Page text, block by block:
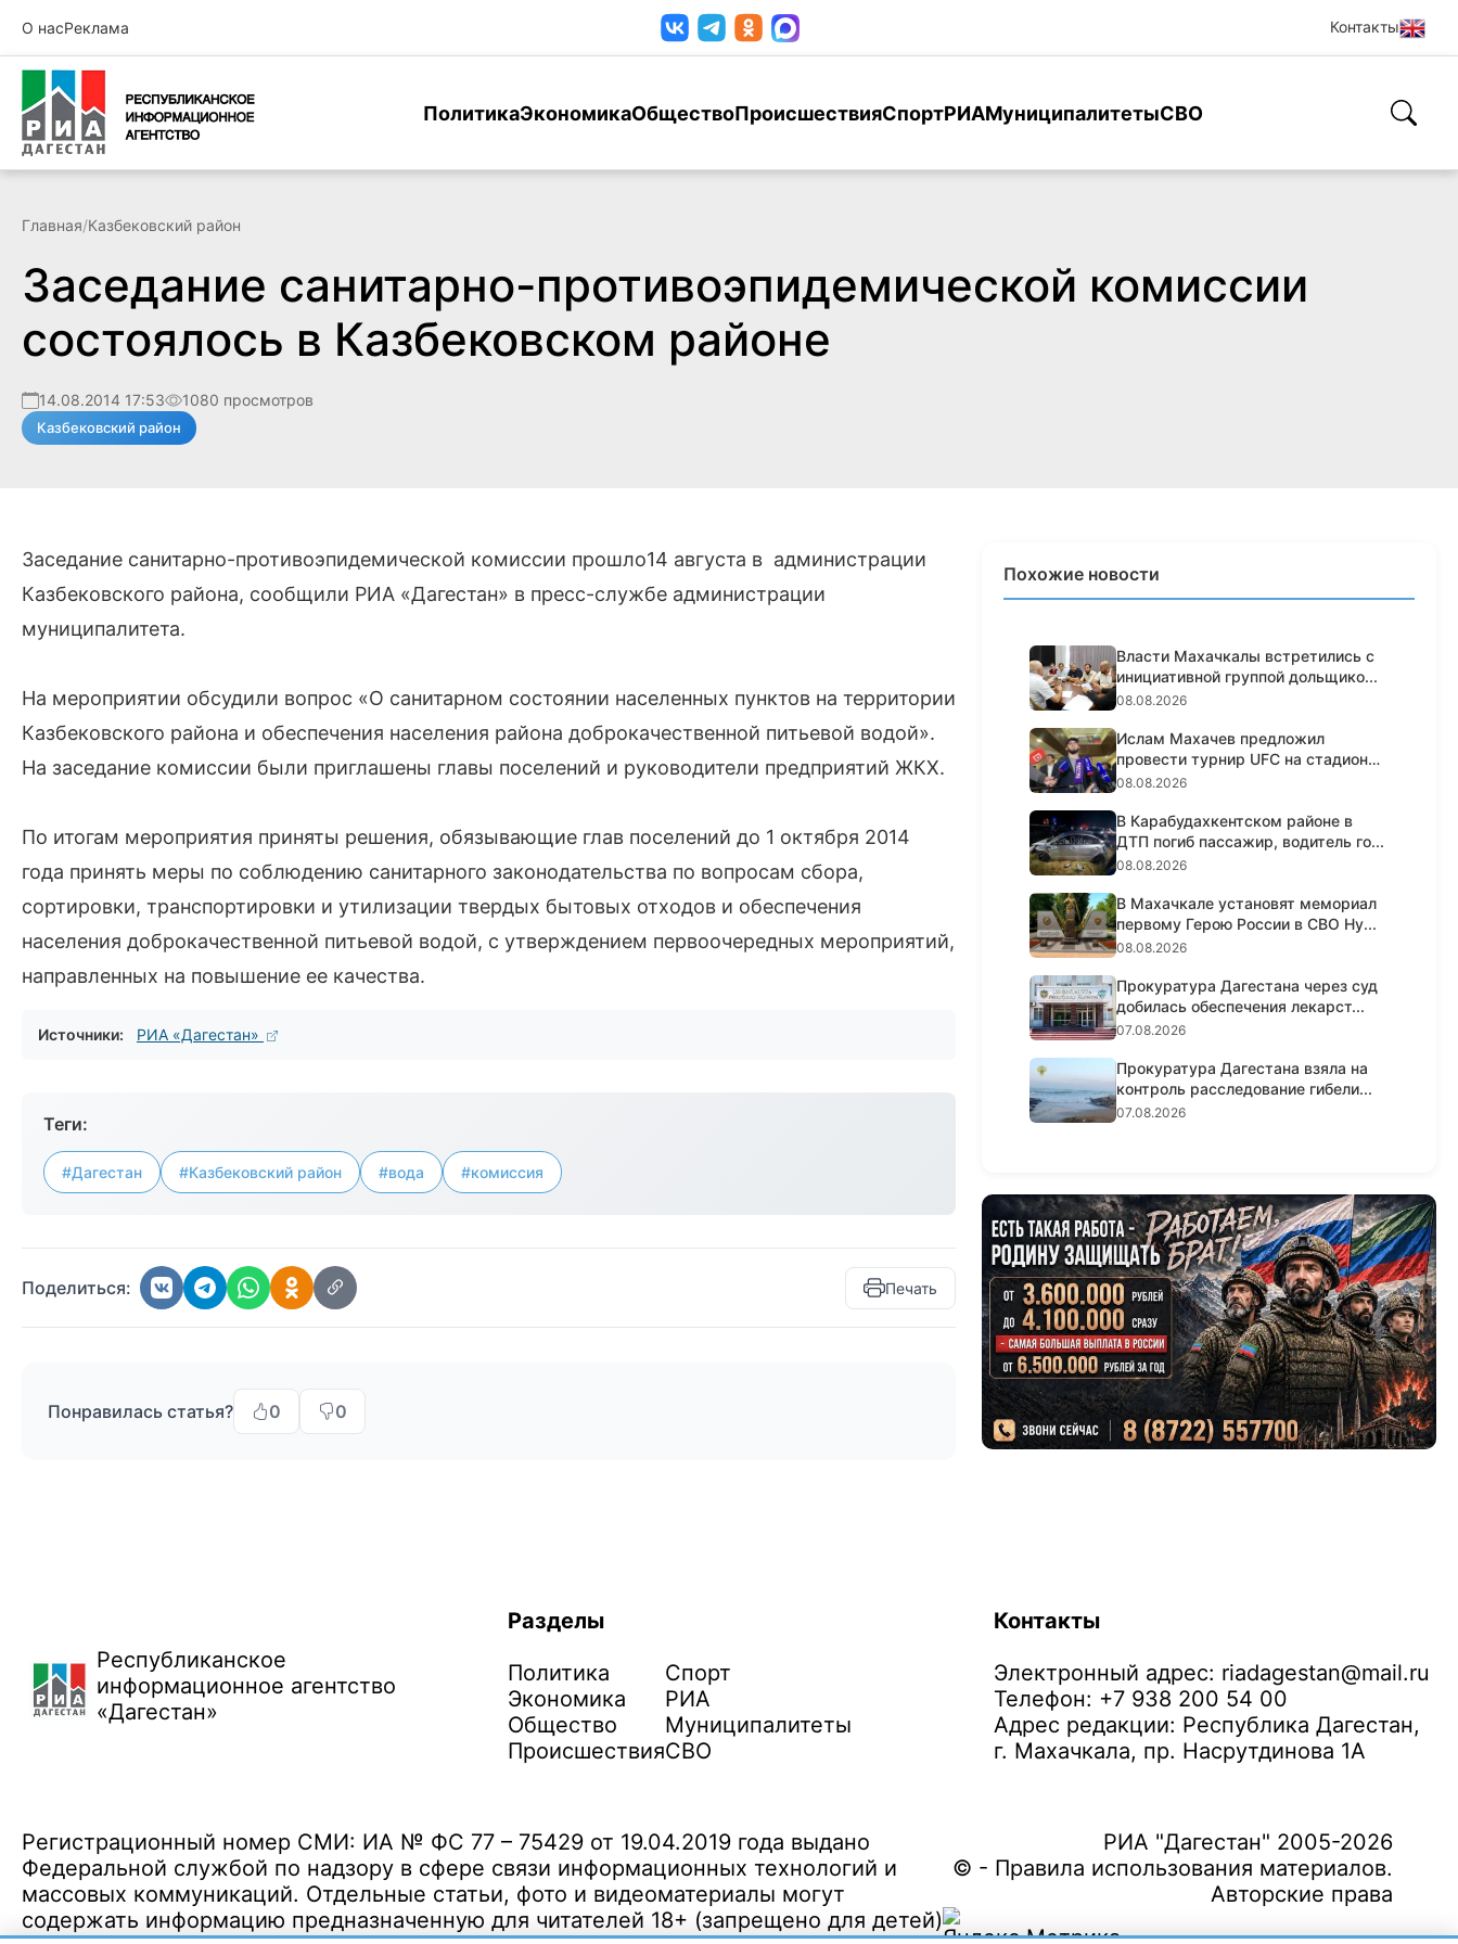
О насРеклама Контакты
ПолитикаЭкономикаОбществоПроисшествияСпортРИАМуниципалитетыСВО
Главная/Казбековский район
Заседание санитарно-противоэпидемической комиссии
состоялось в Казбековском районе
14.08.2014 17:53 1080 просмотров
Казбековский район
Заседание санитарно-противоэпидемической комиссии прошло14 августа в администрации
Казбековского района, сообщили РИА «Дагестан» в пресс-службе администрации
муниципалитета.
На мероприятии обсудили вопрос «О санитарном состоянии населенных пунктов на территории
Казбековского района и обеспечения населения района доброкачественной питьевой водой».
На заседание комиссии были приглашены главы поселений и руководители предприятий ЖКХ.
По итогам мероприятия приняты решения, обязывающие глав поселений до 1 октября 2014
года принять меры по соблюдению санитарного законодательства по вопросам сбора,
сортировки, транспортировки и утилизации твердых бытовых отходов и обеспечения
населения доброкачественной питьевой водой, с утверждением первоочередных мероприятий,
направленных на повышение ее качества.
Источники: РИА «Дагестан»
Теги:
#Дагестан #Казбековский район #вода #комиссия
Поделиться: Печать
Понравилась статья? 0 0
Похожие новости
Власти Махачкалы встретились с
инициативной группой дольщико...
08.08.2026
Ислам Махачев предложил
провести турнир UFC на стадионе
«Дин...
08.08.2026
В Карабудахкентском районе в
ДТП погиб пассажир, водитель го...
08.08.2026
В Махачкале установят мемориал
первому Герою России в СВО Ну...
08.08.2026
Прокуратура Дагестана через суд
добилась обеспечения лекарст...
07.08.2026
Прокуратура Дагестана взяла на
контроль расследование гибели...
07.08.2026
Республиканское
информационное агентство
«Дагестан»
Разделы
Политика
Экономика
Общество
Происшествия
Спорт
РИА
Муниципалитеты
СВО
Контакты
Электронный адрес: riadagestan@mail.ru
Телефон: +7 938 200 54 00
Адрес редакции: Республика Дагестан,
г. Махачкала, пр. Насрутдинова 1А
Регистрационный номер СМИ: ИА № ФС 77 – 75429 от 19.04.2019 года выдано
Федеральной службой по надзору в сфере связи информационных технологий и
массовых коммуникаций. Отдельные статьи, фото и видеоматериалы могут
содержать информацию предназначенную для читателей 18+ (запрещено для детей)
РИА "Дагестан" 2005-2026
© - Правила использования материалов.
Авторские права